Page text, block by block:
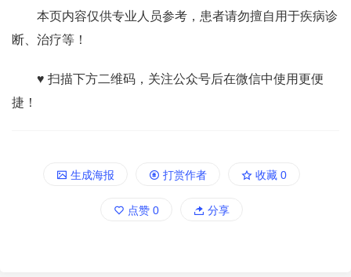
本页内容仅供专业人员参考，患者请勿擅自用于疾病诊
断、治疗等！
♥ 扫描下方二维码，关注公众号后在微信中使用更便
捷！
生成海报 打赏作者 收藏 0
点赞 0 分享